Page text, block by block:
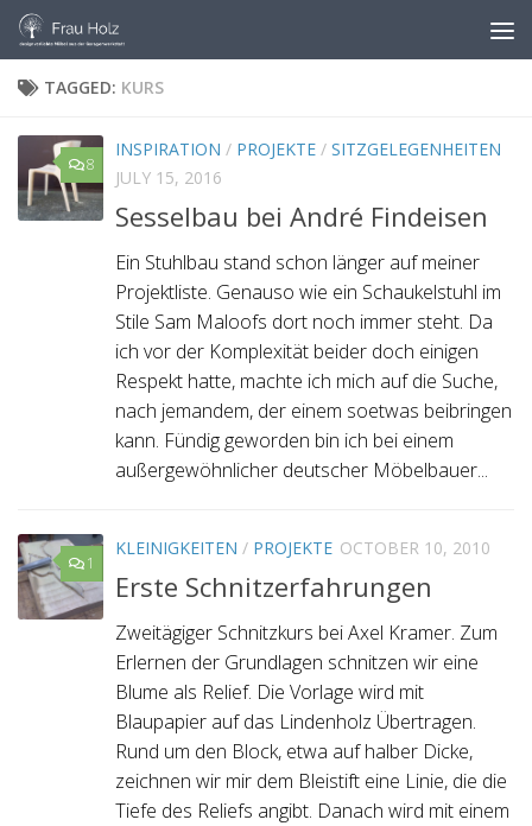
Skip to content
TAGGED: KURS
8
INSPIRATION / PROJEKTE / SITZGELEGENHEITEN
JULY 15, 2016
Sesselbau bei André Findeisen
Ein Stuhlbau stand schon länger auf meiner
Projektliste. Genauso wie ein Schaukelstuhl im
Stile Sam Maloofs dort noch immer steht. Da
ich vor der Komplexität beider doch einigen
Respekt hatte, machte ich mich auf die Suche,
nach jemandem, der einem soetwas beibringen
kann. Fündig geworden bin ich bei einem
außergewöhnlicher deutscher Möbelbauer...
1
KLEINIGKEITEN / PROJEKTE OCTOBER 10, 2010
Erste Schnitzerfahrungen
Zweitägiger Schnitzkurs bei Axel Kramer. Zum
Erlernen der Grundlagen schnitzen wir eine
Blume als Relief. Die Vorlage wird mit
Blaupapier auf das Lindenholz Übertragen.
Rund um den Block, etwa auf halber Dicke,
zeichnen wir mir dem Bleistift eine Linie, die die
Tiefe des Reliefs angibt. Danach wird mit einem